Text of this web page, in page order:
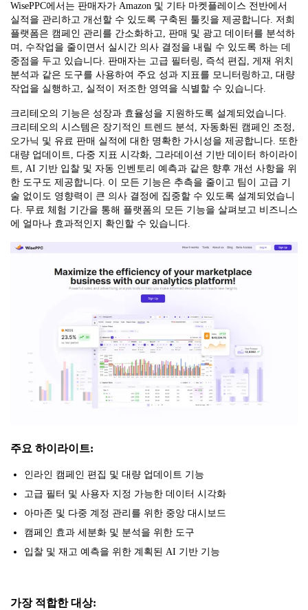
WisePPC에서는 판매자가 Amazon 및 기타 마켓플레이스 전반에서
실적을 관리하고 개선할 수 있도록 구축된 툴킷을 제공합니다. 저희
플랫폼은 캠페인 관리를 간소화하고, 판매 및 광고 데이터를 분석하
며, 수작업을 줄이면서 실시간 의사 결정을 내릴 수 있도록 하는 데
중점을 두고 있습니다. 판매자는 고급 필터링, 즉석 편집, 게재 위치
분석과 같은 도구를 사용하여 주요 성과 지표를 모니터링하고, 대량
작업을 실행하고, 실적이 저조한 영역을 식별할 수 있습니다.
크리테오의 기능은 성장과 효율성을 지원하도록 설계되었습니다.
크리테오의 시스템은 장기적인 트렌드 분석, 자동화된 캠페인 조정,
오가닉 및 유료 판매 실적에 대한 명확한 가시성을 제공합니다. 또한
대량 업데이트, 다중 지표 시각화, 그라데이션 기반 데이터 하이라이
트, AI 기반 입찰 및 자동 인벤토리 예측과 같은 향후 개선 사항을 위
한 도구도 제공합니다. 이 모든 기능은 추측을 줄이고 팀이 고급 기
술 없이도 영향력이 큰 의사 결정에 집중할 수 있도록 설계되었습니
다. 무료 체험 기간을 통해 플랫폼의 모든 기능을 살펴보고 비즈니스
에 얼마나 효과적인지 확인할 수 있습니다.
주요 하이라이트:
인라인 캠페인 편집 및 대량 업데이트 기능
고급 필터 및 사용자 지정 가능한 데이터 시각화
아마존 및 다중 계정 관리를 위한 중앙 대시보드
캠페인 효과 세분화 및 분석을 위한 도구
입찰 및 재고 예측을 위한 계획된 AI 기반 기능
가장 적합한 대상: